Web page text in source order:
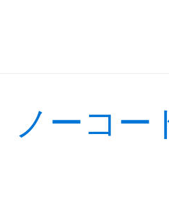
ノーコー